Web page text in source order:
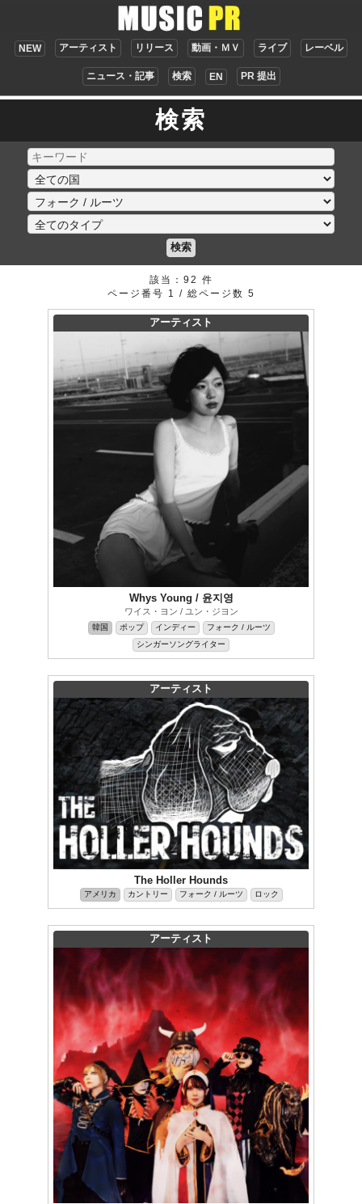
NEW アーティスト リリース 動画・ＭＶ ライブ レーベル
ニュース・記事 検索 EN PR 提出
検索
検索
該当：92 件
ページ番号 1 / 総ページ数 5
アーティスト
Whys Young / 윤지영
ワイス・ヨン / ユン・ジヨン
韓国 ポップ インディー
フォーク / ルーツ
シンガーソングライター
アーティスト
The Holler Hounds
アメリカ カントリー フォーク / ルーツ ロック
アーティスト